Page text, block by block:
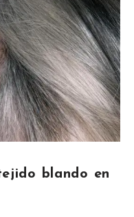
blando en